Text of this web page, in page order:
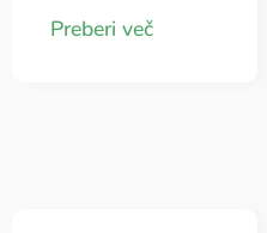
za berljivost
Preberi več